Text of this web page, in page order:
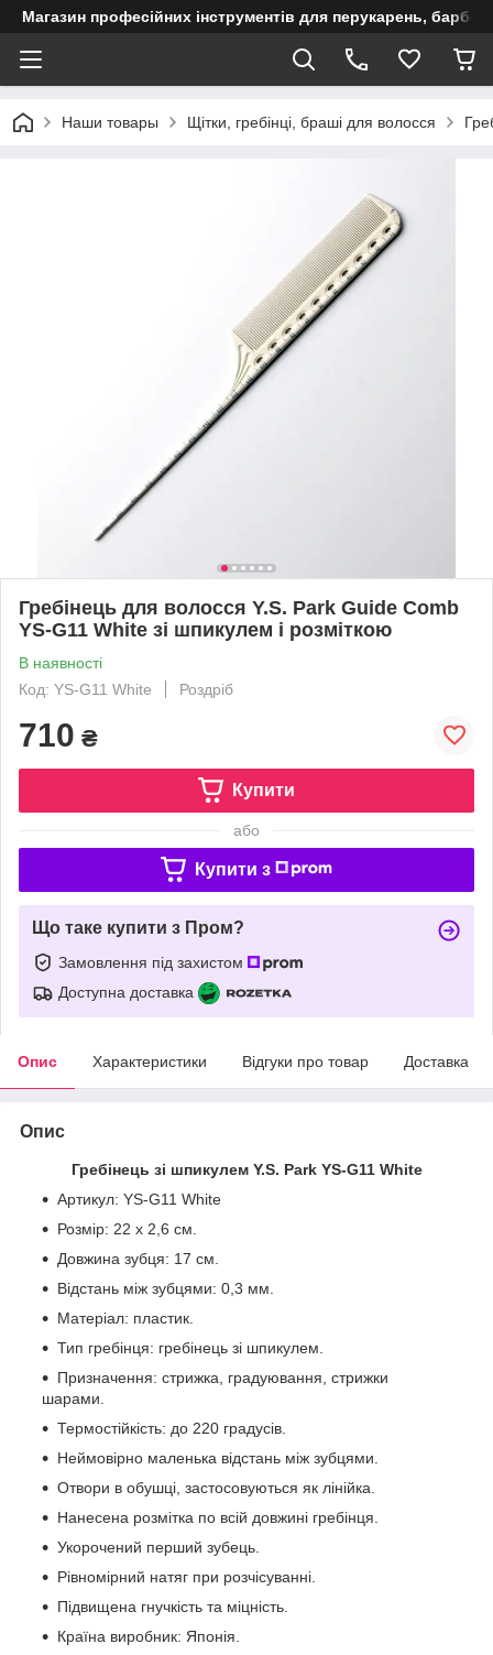
Магазин професійних інструментів для перукарень,
Наши товары Щітки, гребінці, браші для волосся
Гребінець для волосся Y.S. Park Guide Сomb
YS-G11 White зі шпикулем і розміткою
В наявності
Код: YS-G11 White
Роздріб
710 ₴
Купити
або
Купити з
Що таке купити з Пром?
Замовлення під захистом
Доступна доставка
Опис Характеристики Відгуки про товар Доставка
Опис
Гребінець зі шпикулем Y.S. Park YS-G11 White
Артикул: YS-G11 White
Розмір: 22 х 2,6 см.
Довжина зубця: 17 см.
Відстань між зубцями: 0,3 мм.
Матеріал: пластик.
Тип гребінця: гребінець зі шпикулем.
Призначення: стрижка, градуювання, стрижки
шарами.
Термостійкість: до 220 градусів.
Неймовірно маленька відстань між зубцями.
Отвори в обушці, застосовуються як лінійка.
Нанесена розмітка по всій довжині гребінця.
Укорочений перший зубець.
Рівномірний натяг при розчісуванні.
Підвищена гнучкість та міцність.
Країна виробник: Японія.